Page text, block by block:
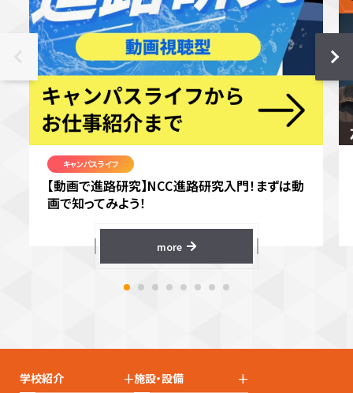
キャンパスライフ
【動画で進路研究】NCC進路研究入門！まずは動
画で知ってみよう！
more
学校紹介 +施設・設備 +